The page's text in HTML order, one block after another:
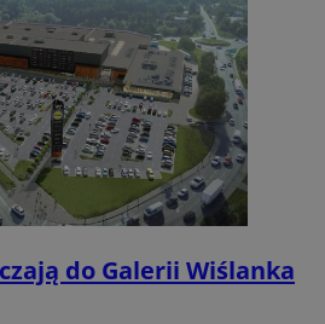
do Galerii Wiślanka